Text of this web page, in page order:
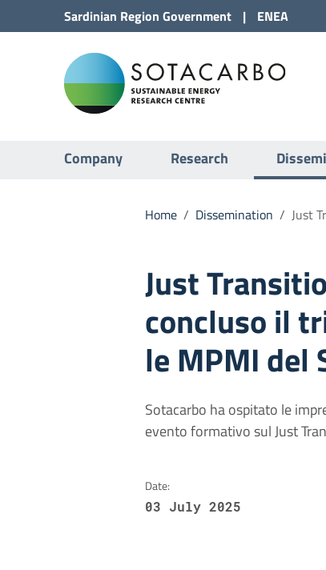
Go to Content
Go to site navigation
Go to Footer
Sardinian Region Government | ENEA
Submenu
Company Research
Home / Dissemination / Just
Just
concluso il
le MPMI del
Sotacarbo ha ospitato le
evento formativo sul Just
Date:
03 July 2025